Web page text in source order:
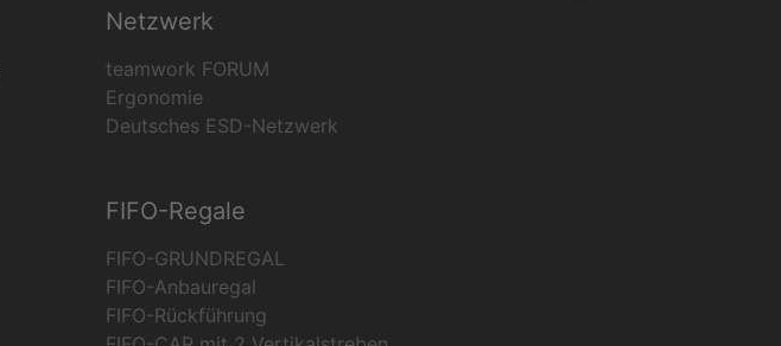
Netzwerk
teamwork FORUM
Ergonomie
Deutsches ESD-Netzwerk
FIFO-Regale
FIFO-GRUNDREGAL
FIFO-Anbauregal
FIFO-Rückführung